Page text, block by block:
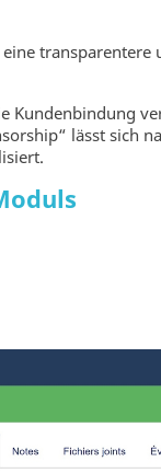
transparentere
Kundenbindung
lässt sich